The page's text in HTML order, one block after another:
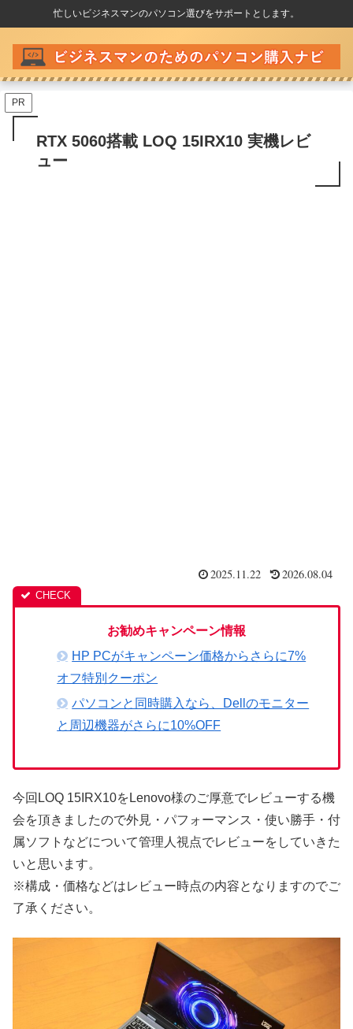
忙しいビジネスマンのパソコン選びをサポートとします。
PR
RTX 5060搭載 LOQ 15IRX10 実機レビ
ュー
2025.11.22 2026.08.04
お勧めキャンペーン情報
HP PCがキャンペーン価格からさらに7%
オフ特別クーポン
パソコンと同時購入なら、Dellのモニター
と周辺機器がさらに10%OFF
今回LOQ 15IRX10をLenovo様のご厚意でレビューする機
会を頂きましたので外見・パフォーマンス・使い勝手・付
属ソフトなどについて管理人視点でレビューをしていきた
いと思います。
※構成・価格などはレビュー時点の内容となりますのでご
了承ください。